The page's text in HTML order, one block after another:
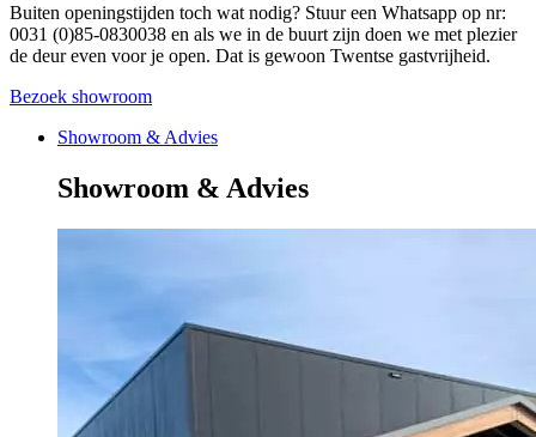
Buiten openingstijden toch wat nodig? Stuur een Whatsapp op nr:
0031 (0)85-0830038 en als we in de buurt zijn doen we met plezier
de deur even voor je open. Dat is gewoon Twentse gastvrijheid.
Bezoek showroom
Showroom & Advies
Showroom & Advies